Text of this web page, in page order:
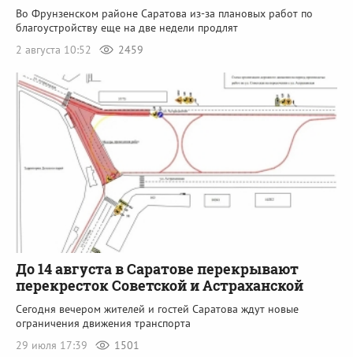
Во Фрунзенском районе Саратова из-за плановых работ по
благоустройству еще на две недели продлят
2 августа 10:52
2459
До 14 августа в Саратове перекрывают
перекресток Советской и Астраханской
Сегодня вечером жителей и гостей Саратова ждут новые
ограничения движения транспорта
29 июля 17:39
1501